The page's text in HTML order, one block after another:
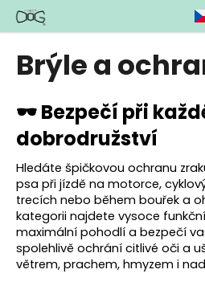
Přejít
obsah
Brýle a
🕶 Bezpečí při
dobrodružství
Hledáte špičkovou ochranu
psa při jízdě na motorce,
trecích nebo během bouřek a
kategorii najdete vysoce
maximální pohodlí a bezpečí
spolehlivě ochrání citlivé oči a
větrem, prachem, hmyzem i
o
o
p
o
t
ř
e
b
u
j